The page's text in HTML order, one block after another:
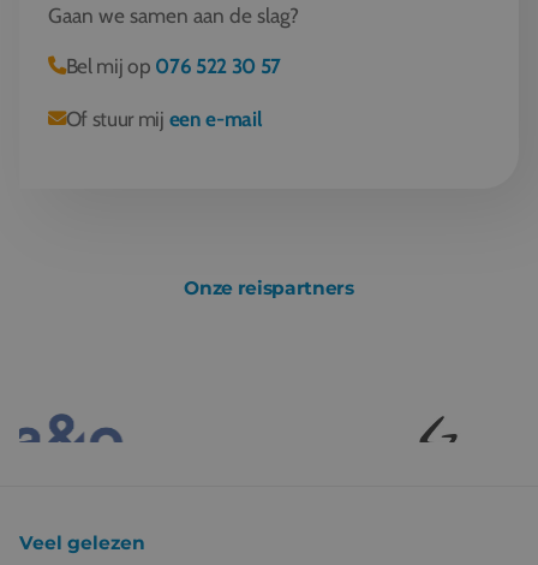
Gaan we samen aan de slag?
Bel mij op 076 522 30 57
Of stuur mij een e-mail
Onze reispartners
Veel gelezen